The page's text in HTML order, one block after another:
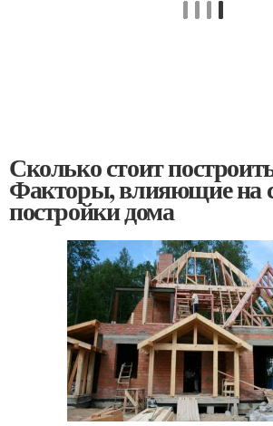
Сколько стоит
Факторы, влияющие на
постройки дома